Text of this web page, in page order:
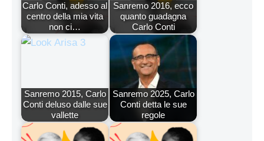
Carlo Conti, adesso al
centro della mia vita
non ci…
Sanremo 2016, ecco
quanto guadagna
Carlo Conti
Sanremo 2015, Carlo
Conti deluso dalle sue
vallette
Sanremo 2025, Carlo
Conti detta le sue
regole